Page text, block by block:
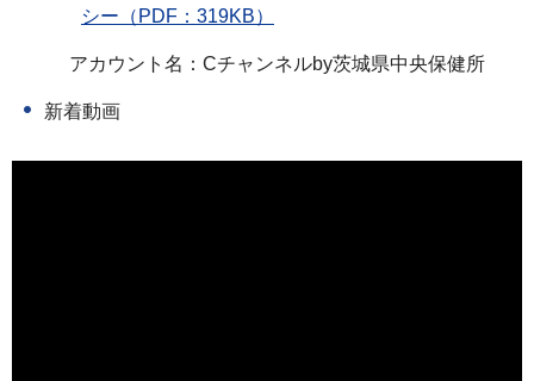
シー（PDF：319KB）
アカウント名：Cチャンネルby茨城県中央保健所
新着動画